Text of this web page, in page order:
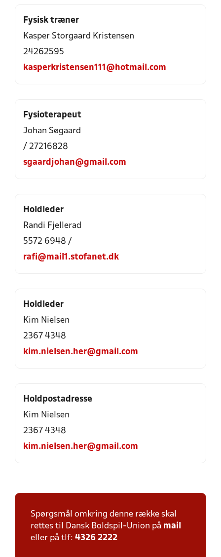
Fysisk træner
Kasper Storgaard Kristensen
24262595
kasperkristensen111@hotmail.com
Fysioterapeut
Johan Søgaard
/ 27216828
sgaardjohan@gmail.com
Holdleder
Randi Fjellerad
5572 6948 /
rafi@mail1.stofanet.dk
Holdleder
Kim Nielsen
2367 4348
kim.nielsen.her@gmail.com
Holdpostadresse
Kim Nielsen
2367 4348
kim.nielsen.her@gmail.com
Spørgsmål omkring denne række skal
rettes til Dansk Boldspil-Union på mail
eller på tlf: 4326 2222